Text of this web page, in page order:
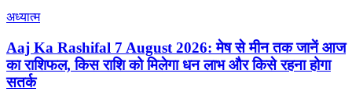
अध्यात्म
Aaj Ka Rashifal 7 August 2026: मेष से मीन तक जानें आज
का राशिफल, किस राशि को मिलेगा धन लाभ और किसे रहना होगा
सतर्क